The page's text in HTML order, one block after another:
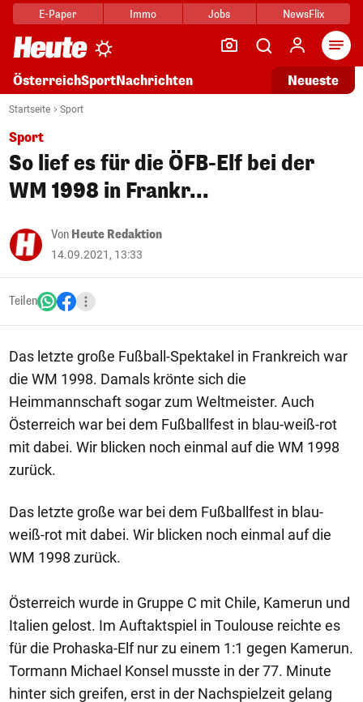
E-Paper Immo Jobs NewsFlix
ÖsterreichSportNachrichten Neueste
Startseite Sport
Sport
So lief es für die ÖFB-Elf bei der
WM 1998 in Frankr...
Von Heute Redaktion
14.09.2021, 13:33
Teilen
Das letzte große Fußball-Spektakel in Frankreich war
die WM 1998. Damals krönte sich die
Heimmannschaft sogar zum Weltmeister. Auch
Österreich war bei dem Fußballfest in blau-weiß-rot
mit dabei. Wir blicken noch einmal auf die WM 1998
zurück.
Das letzte große war bei dem Fußballfest in blau-
weiß-rot mit dabei. Wir blicken noch einmal auf die
WM 1998 zurück.
Österreich wurde in Gruppe C mit Chile, Kamerun und
Italien gelost. Im Auftaktspiel in Toulouse reichte es
für die Prohaska-Elf nur zu einem 1:1 gegen Kamerun.
Tormann Michael Konsel musste in der 77. Minute
hinter sich greifen, erst in der Nachspielzeit gelang